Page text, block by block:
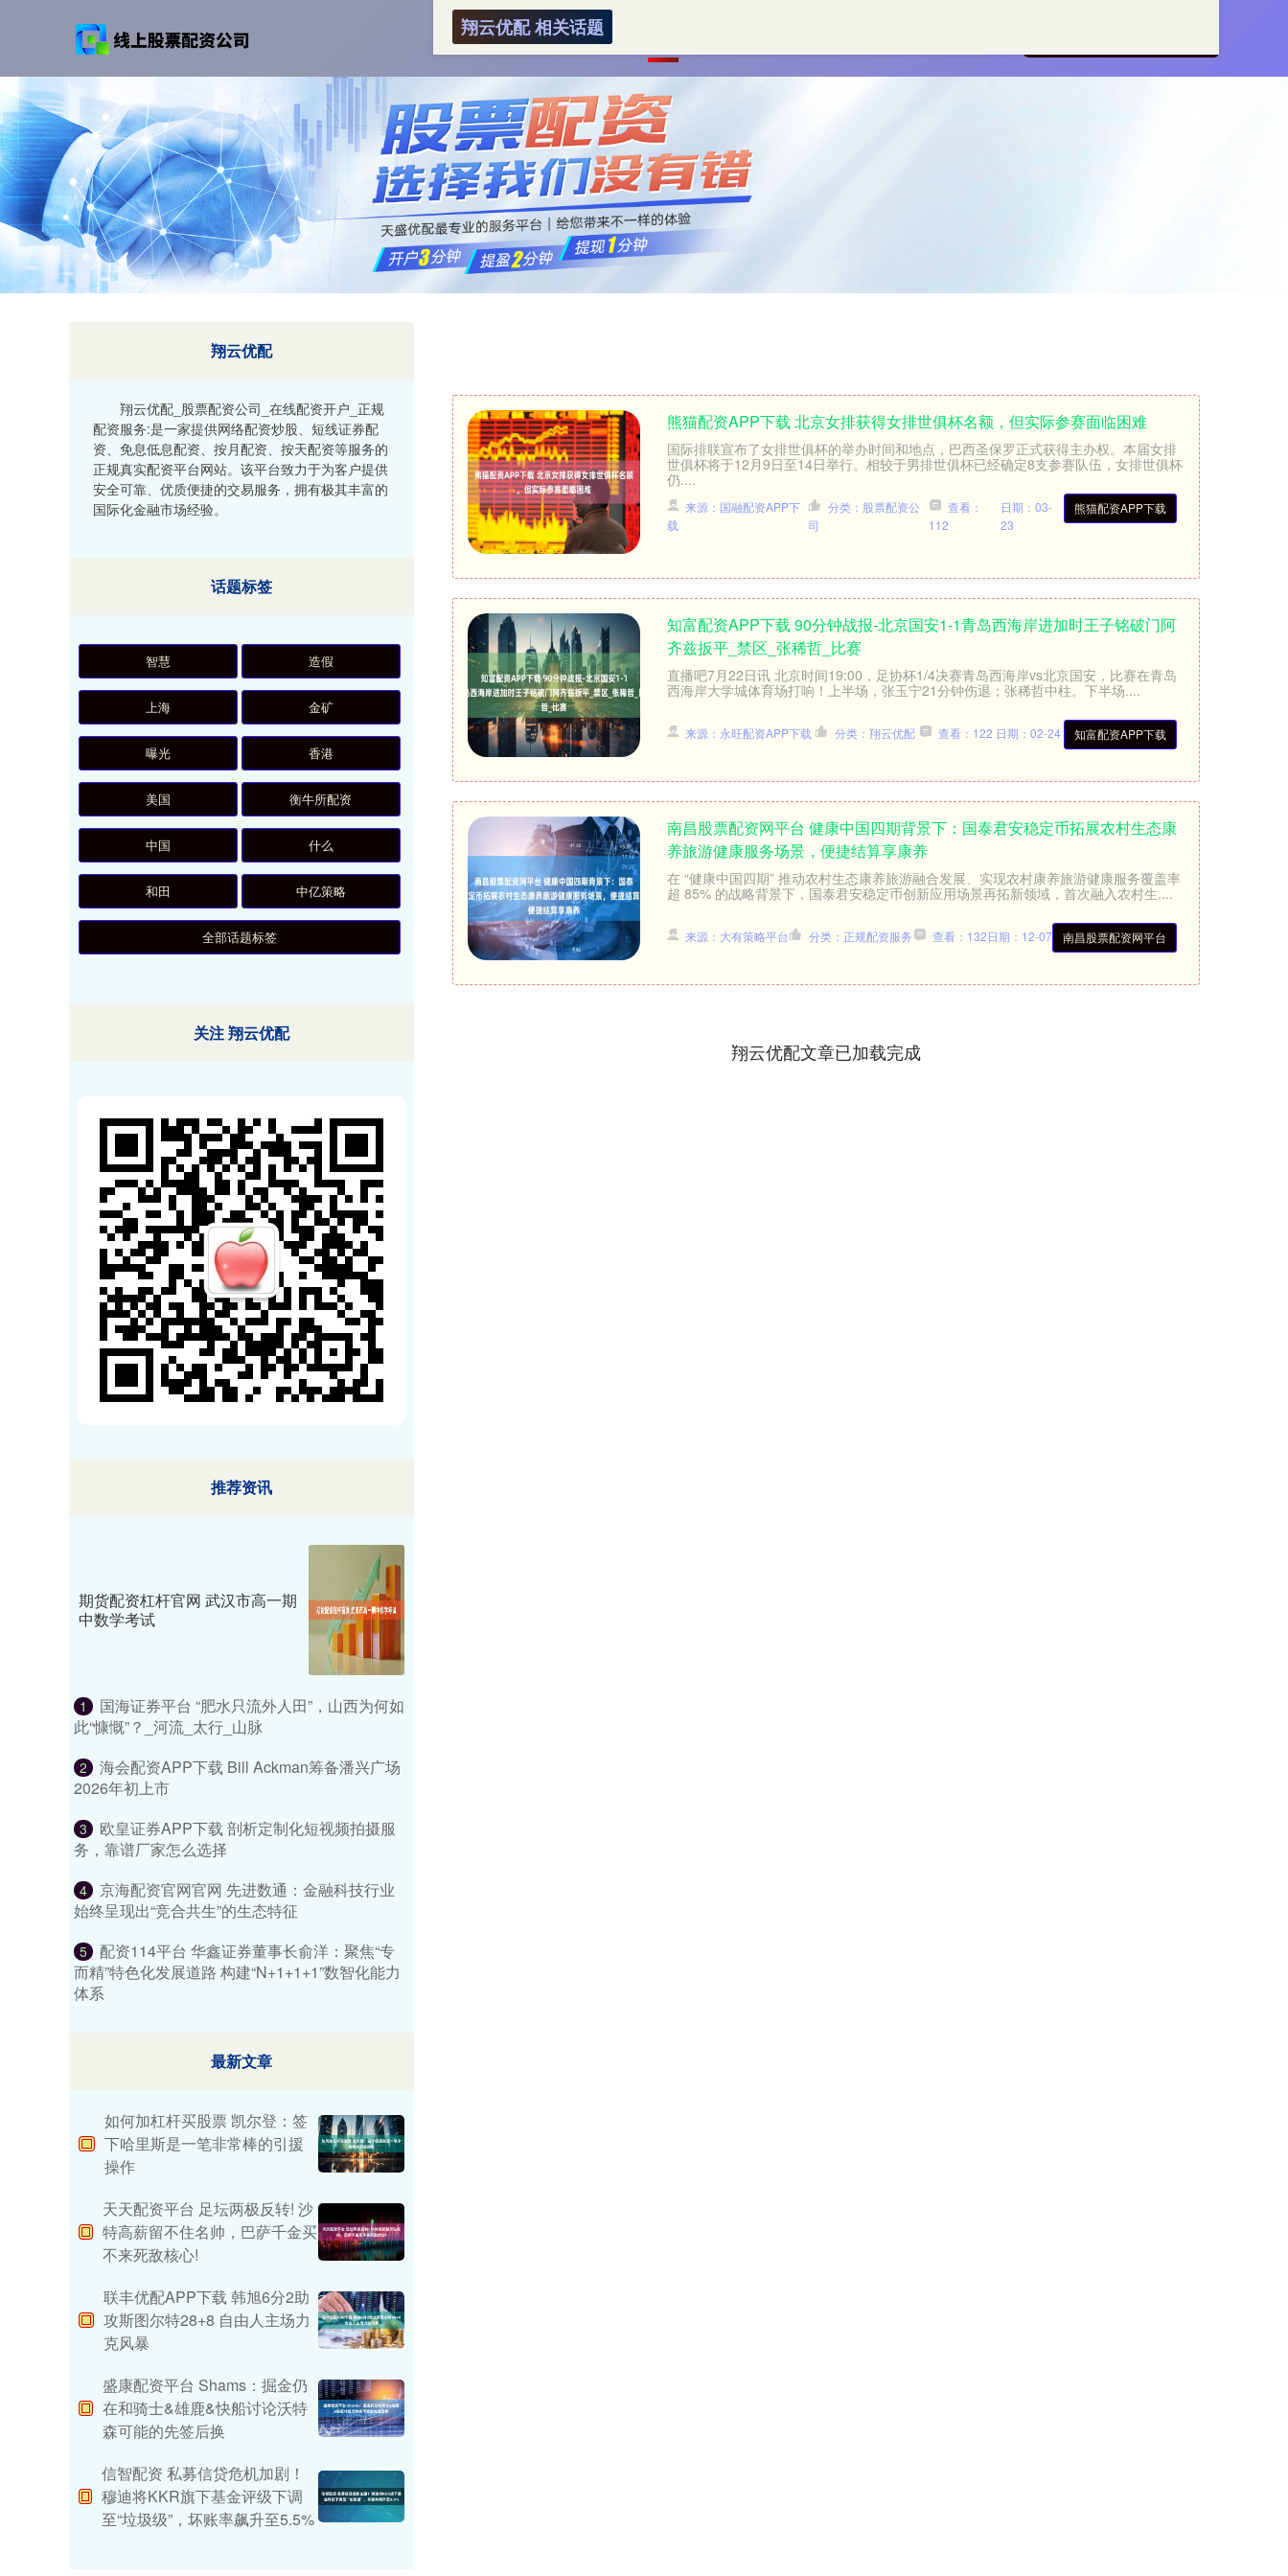
翔云优配 相关话题
熊猫配资APP下载 北京女排获得女排世俱杯名额，但实际参赛面临困难
国际排联宣布了女排世俱杯的举办时间和地点，巴西圣保罗正式获得主办权。本届女排
世俱杯将于12月9日至14日举行。相较于男排世俱杯已经确定8支参赛队伍，女排世俱杯
仍....
熊猫配资APP下载
来源：国融配资APP下
载
分类：股票配资公
司
查看：
112
日期：03-
23
知富配资APP下载 90分钟战报-北京国安1-1青岛西海岸进加时王子铭破门阿
齐兹扳平_禁区_张稀哲_比赛
直播吧7月22日讯 北京时间19:00，足协杯1/4决赛青岛西海岸vs北京国安，比赛在青岛
西海岸大学城体育场打响！上半场，张玉宁21分钟伤退；张稀哲中柱。下半场....
知富配资APP下载
来源：永旺配资APP下载 分类：翔云优配 查看：122 日期：02-24
南昌股票配资网平台 健康中国四期背景下：国泰君安稳定币拓展农村生态康
养旅游健康服务场景，便捷结算享康养
在 “健康中国四期” 推动农村生态康养旅游融合发展、实现农村康养旅游健康服务覆盖率
超 85% 的战略背景下，国泰君安稳定币创新应用场景再拓新领域，首次融入农村生....
南昌股票配资网平台
来源：大有策略平台 分类：正规配资服务 查看：132日期：12-07
翔云优配文章已加载完成
翔云优配
翔云优配_股票配资公司_在线配资开户_正规
配资服务:是一家提供网络配资炒股、短线证券配
资、免息低息配资、按月配资、按天配资等服务的
正规真实配资平台网站。该平台致力于为客户提供
安全可靠、优质便捷的交易服务，拥有极其丰富的
国际化金融市场经验。
话题标签
智慧 造假
上海 金矿
曝光 香港
美国 衡牛所配资
中国 什么
和田 中亿策略
全部话题标签
关注 翔云优配
推荐资讯
期货配资杠杆官网 武汉市高一期
中数学考试
1
国海证券平台 “肥水只流外人田”，山西为何如
此“慷慨”？_河流_太行_山脉
2
海会配资APP下载 Bill Ackman筹备潘兴广场
2026年初上市
3
欧皇证券APP下载 剖析定制化短视频拍摄服
务，靠谱厂家怎么选择
4
京海配资官网官网 先进数通：金融科技行业
始终呈现出“竞合共生”的生态特征
5
配资114平台 华鑫证券董事长俞洋：聚焦“专
而精”特色化发展道路 构建“N+1+1+1”数智化能力
体系
最新文章
如何加杠杆买股票 凯尔登：签
下哈里斯是一笔非常棒的引援
操作
天天配资平台 足坛两极反转! 沙
特高薪留不住名帅，巴萨千金买
不来死敌核心!
联丰优配APP下载 韩旭6分2助
攻斯图尔特28+8 自由人主场力
克风暴
盛康配资平台 Shams：掘金仍
在和骑士&雄鹿&快船讨论沃特
森可能的先签后换
信智配资 私募信贷危机加剧！
穆迪将KKR旗下基金评级下调
至“垃圾级”，坏账率飙升至5.5%